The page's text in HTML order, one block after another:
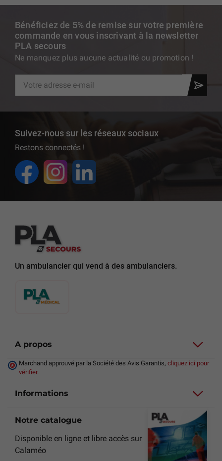
Bénéficiez de 5% de remise sur votre première
commande en vous inscrivant à la newsletter
PLA secours
Ne manquez plus aucune actualité ou promotion !
Suivez-nous sur les réseaux sociaux
Restons connectés !
Un ambulancier qui vend à des ambulanciers.
A propos
Marchand approuvé par la Société des Avis Garantis, cliquez ici pour
vérifier.
Informations
Notre catalogue
Disponible en ligne et libre accès sur
Calaméo